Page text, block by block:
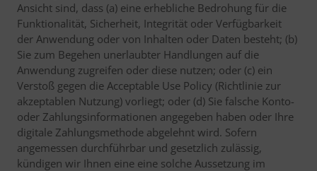
Ansicht sind, dass (a) eine erhebliche Bedrohung für die
Funktionalität, Sicherheit, Integrität oder Verfügbarkeit
der Anwendung oder von Inhalten oder Daten besteht; (b)
Sie zum Begehen unerlaubter Handlungen auf die
Anwendung zugreifen oder diese nutzen; oder (c) ein
Verstoß gegen die Acceptable Use Policy (Richtlinie zur
akzeptablen Nutzung) vorliegt; oder (d) Sie falsche Konto-
oder Zahlungsinformationen angegeben haben oder Ihre
digitale Zahlungsmethode abgelehnt wird. Sofern
angemessen durchführbar und gesetzlich zulässig,
kündigen wir Ihnen eine eine solche Aussetzung im